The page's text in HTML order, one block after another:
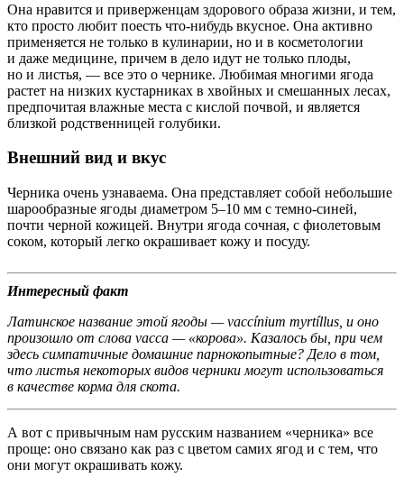
Она нравится и приверженцам здорового образа жизни, и тем,
кто просто любит поесть что-нибудь вкусное. Она активно
применяется не только в кулинарии, но и в косметологии
и даже медицине, причем в дело идут не только плоды,
но и листья, — все это о чернике. Любимая многими ягода
растет на низких кустарниках в хвойных и смешанных лесах,
предпочитая влажные места с кислой почвой, и является
близкой родственницей голубики.
Внешний вид и вкус
Черника очень узнаваема. Она представляет собой небольшие
шарообразные ягоды диаметром 5–10 мм с темно-синей,
почти черной кожицей. Внутри ягода сочная, с фиолетовым
соком, который легко окрашивает кожу и посуду.
Интересный факт
Латинское название этой ягоды — vaccínium myrtíllus, и оно
произошло от слова vacca — «корова». Казалось бы, при чем
здесь симпатичные домашние парнокопытные? Дело в том,
что листья некоторых видов черники могут использоваться
в качестве корма для скота.
А вот с привычным нам русским названием «черника» все
проще: оно связано как раз с цветом самих ягод и с тем, что
они могут окрашивать кожу.